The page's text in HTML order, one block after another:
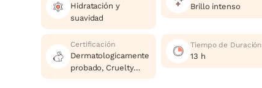
Hidratación y
suavidad
Brillo intenso
Certificación
Dermatologicamente
probado, Cruelty
Free
Tiempo de Duración
13 h